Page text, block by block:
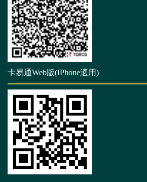
卡易通Web版(IPhone適用)